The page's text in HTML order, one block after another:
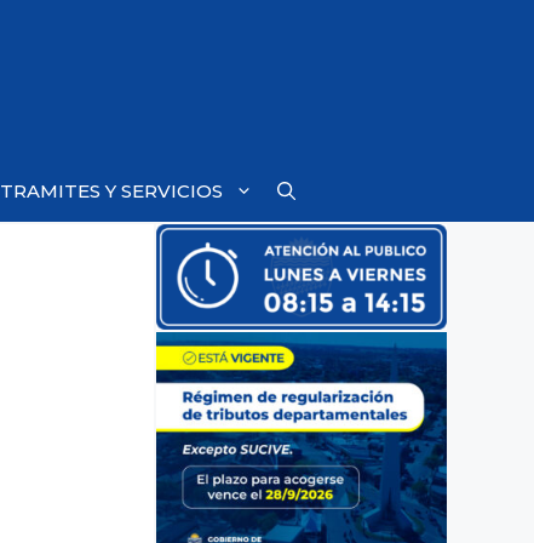
TRAMITES Y SERVICIOS